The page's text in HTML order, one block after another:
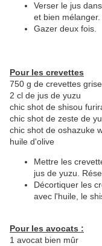
Verser le jus
et bien mélanger.
Gazer deux fois.
Pour les crevettes
750 g de crevettes
2 cl de jus de yuzu
chic shot de shisou
chic shot de zeste de
chic shot de oshazuke
huile d'olive
Mettre les
jus de yuzu.
Décortiquer les
avec l'huile, le
Pour les avocats :
1 avocat bien mûr